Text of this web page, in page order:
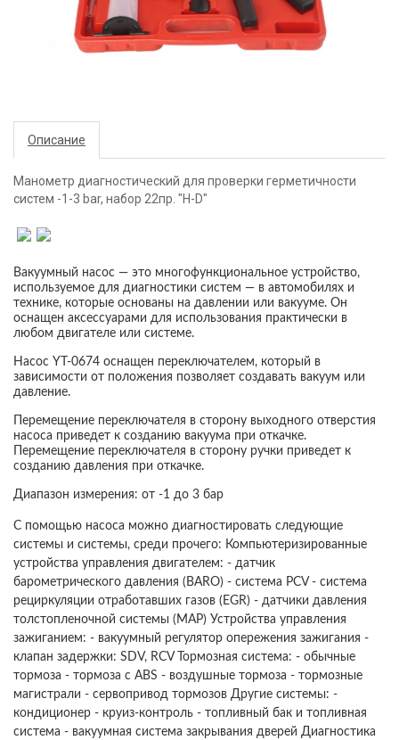
Описание
Манометр диагностический для проверки герметичности
систем -1-3 bar, набор 22пр. "H-D"
Вакуумный насос — это многофункциональное устройство,
используемое для диагностики систем — в автомобилях и
технике, которые основаны на давлении или вакууме. Он
оснащен аксессуарами для использования практически в
любом двигателе или системе.
Насос YT-0674 оснащен переключателем, который в
зависимости от положения позволяет создавать вакуум или
давление.
Перемещение переключателя в сторону выходного отверстия
насоса приведет к созданию вакуума при откачке.
Перемещение переключателя в сторону ручки приведет к
созданию давления при откачке.
Диапазон измерения: от -1 до 3 бар
С помощью насоса можно диагностировать следующие
системы и системы, среди прочего: Компьютеризированные
устройства управления двигателем: - датчик
барометрического давления (BARO) - система PCV - система
рециркуляции отработавших газов (EGR) - датчики давления
толстопленочной системы (MAP) Устройства управления
зажиганием: - вакуумный регулятор опережения зажигания -
клапан задержки: SDV, RCV Тормозная система: - обычные
тормоза - тормоза с ABS - воздушные тормоза - тормозные
магистрали - сервопривод тормозов Другие системы: -
кондиционер - круиз-контроль - топливный бак и топливная
система - вакуумная система закрывания дверей Диагностика